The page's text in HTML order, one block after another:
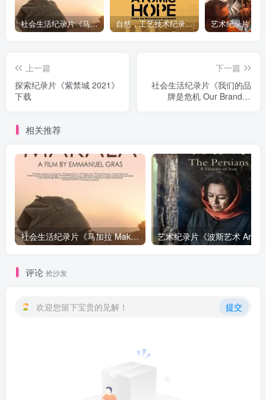
社会生活纪录片《马加拉 Makala》下载 自然，工艺技术纪录片《原子能的希望 Atomic Hope – Inside the Pro-Nuclear Movement》下载
上一篇
探索纪录片《紫禁城 2021》
下载
下一篇
社会生活纪录片《我们的品
牌是危机 Our Brand Is
相关推荐
社会生活纪录片《马加拉 Makala》下载
评论 抢沙发
欢迎您留下宝贵的见解！ 提交